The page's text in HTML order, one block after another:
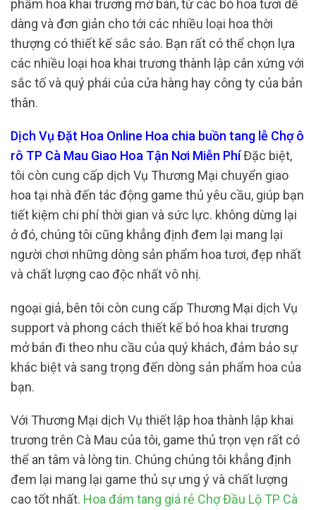
phẩm hoa khai trương mở bán, từ các bó hoa tươi dễ
dàng và đơn giản cho tới các nhiều loại hoa thời
thượng có thiết kế sắc sảo. Bạn rất có thể chọn lựa
các nhiều loại hoa khai trương thành lập cân xứng với
sắc tố và quý phái của cửa hàng hay công ty của bản
thân.
Dịch Vụ Đặt Hoa Online Hoa chia buồn tang lễ Chợ ô
rô TP Cà Mau Giao Hoa Tận Nơi Miễn PhíĐặc biệt,
tôi còn cung cấp dịch Vụ Thương Mại chuyển giao
hoa tại nhà đến tác động game thủ yêu cầu, giúp bạn
tiết kiệm chi phí thời gian và sức lực. không dừng lại
ở đó, chúng tôi cũng khẳng định đem lại mang lại
người chơi những dòng sản phẩm hoa tươi, đẹp nhất
và chất lượng cao độc nhất vô nhị.
ngoại giả, bên tôi còn cung cấp Thương Mại dịch Vụ
support và phong cách thiết kế bó hoa khai trương
mở bán đi theo nhu cầu của quý khách, đảm bảo sự
khác biệt và sang trọng đến dòng sản phẩm hoa của
bạn.
Với Thương Mại dịch Vụ thiết lập hoa thành lập khai
trương trên Cà Mau của tôi, game thủ trọn vẹn rất có
thể an tâm và lòng tin. Chúng chúng tôi khẳng định
đem lại mang lại game thủ sự ưng ý và chất lượng
cao tốt nhất. Hoa đám tang giá rẻ Chợ Đầu Lộ TP Cà